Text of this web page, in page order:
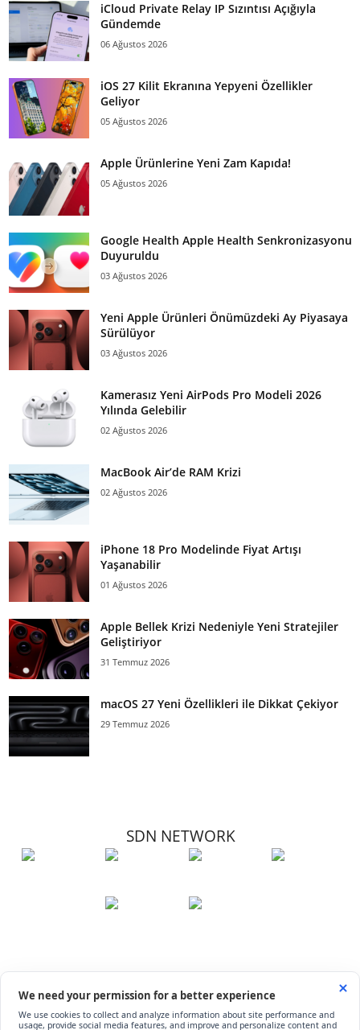
iCloud Private Relay IP Sızıntısı Açığıyla
Gündemde
06 Ağustos 2026
iOS 27 Kilit Ekranına Yepyeni Özellikler
Geliyor
05 Ağustos 2026
Apple Ürünlerine Yeni Zam Kapıda!
05 Ağustos 2026
Google Health Apple Health Senkronizasyonu
Duyuruldu
03 Ağustos 2026
Yeni Apple Ürünleri Önümüzdeki Ay Piyasaya
Sürülüyor
03 Ağustos 2026
Kamerasız Yeni AirPods Pro Modeli 2026
Yılında Gelebilir
02 Ağustos 2026
MacBook Air’de RAM Krizi
02 Ağustos 2026
iPhone 18 Pro Modelinde Fiyat Artışı
Yaşanabilir
01 Ağustos 2026
Apple Bellek Krizi Nedeniyle Yeni Stratejiler
Geliştiriyor
31 Temmuz 2026
macOS 27 Yeni Özellikleri ile Dikkat Çekiyor
29 Temmuz 2026
SDN NETWORK